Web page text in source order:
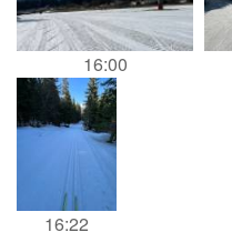
16:00
16:22